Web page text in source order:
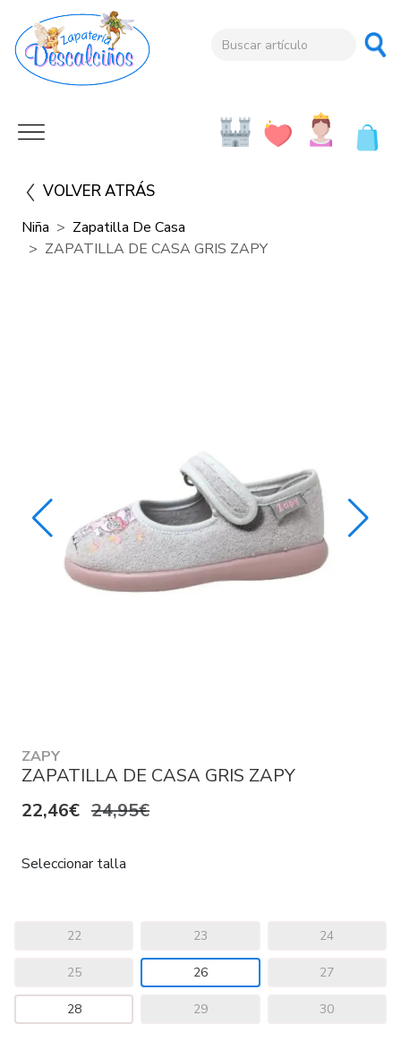
VOLVER ATRÁS
Niña
Zapatilla De Casa
ZAPATILLA DE CASA GRIS ZAPY
ZAPY
ZAPATILLA DE CASA GRIS ZAPY
22,46€ 24,95€
Seleccionar talla
22 23 24
25 26 27
28 29 30